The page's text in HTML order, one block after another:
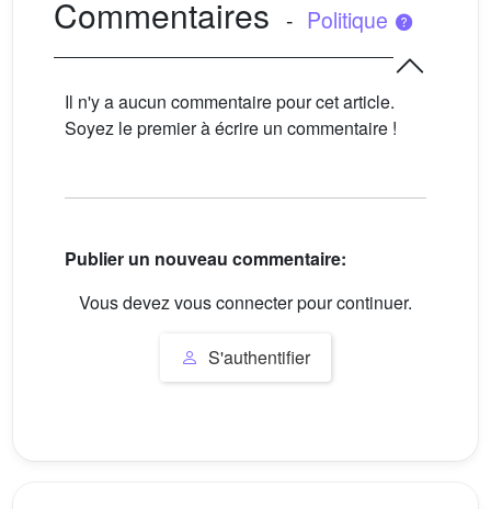
Commentaires - Politique
Il n'y a aucun commentaire pour cet article.
Soyez le premier à écrire un commentaire !
Publier un nouveau commentaire:
Vous devez vous connecter pour continuer.
S'authentifier